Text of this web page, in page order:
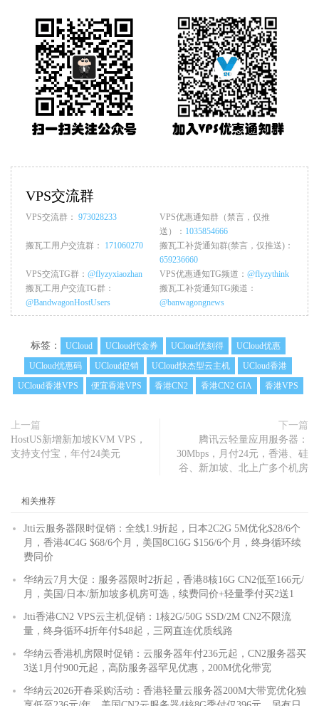
VPS交流群
VPS交流群： 973028233
VPS优惠通知群（禁言，仅推
送）： 1035854666
搬瓦工用户交流群： 171060270
搬瓦工补货通知群(禁言，仅推送)：
659236660
VPS交流TG群： @flyzyxiaozhan VPS优惠通知TG频道： @flyzythink
搬瓦工用户交流TG群：
@BandwagonHostUsers
搬瓦工补货通知TG频道：
@banwagongnews
标签： UCloud UCloud代金券 UCloud优刻得
UCloud优惠
UCloud优惠码
UCloud促销 UCloud快杰型云主机
UCloud香港
UCloud香港VPS
便宜香港VPS 香港CN2 香港CN2 GIA 香港VPS
上一篇
HostUS新增新加坡KVM VPS，
支持支付宝，年付24美元
下一篇
腾讯云轻量应用服务器：
30Mbps，月付24元，香港、硅
谷、新加坡、北上广多个机房
相关推荐
Jtti云服务器限时促销：全线1.9折起，日本2C2G 5M优化$28/6个
月，香港4C4G $68/6个月，美国8C16G $156/6个月，终身循环续
费同价
华纳云7月大促：服务器限时2折起，香港8核16G CN2低至166元/
月，美国/日本/新加坡多机房可选，续费同价+轻量季付买2送1
Jtti香港CN2 VPS云主机促销：1核2G/50G SSD/2M CN2不限流
量，终身循环4折年付$48起，三网直连优质线路
华纳云香港机房限时促销：云服务器年付236元起，CN2服务器买
3送1月付900元起，高防服务器罕见优惠，200M优化带宽
华纳云2026开春采购活动：香港轻量云服务器200M大带宽优化独